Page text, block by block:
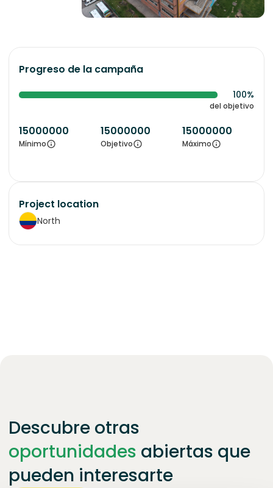
Progreso de la campaña
100%
del objetivo
15000000
Mínimo
15000000
Objetivo
15000000
Máximo
Project location
North
Descubre otras
oportunidades abiertas que
pueden interesarte